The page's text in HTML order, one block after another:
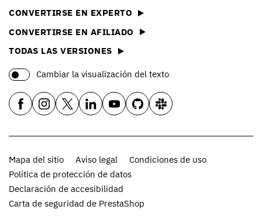
CONVERTIRSE EN EXPERTO
CONVERTIRSE EN AFILIADO
TODAS LAS VERSIONES
Cambiar la visualización del texto
Mapa del sitio Aviso legal
Condiciones de uso
Política de protección de datos
Declaración de accesibilidad
Carta de seguridad de PrestaShop